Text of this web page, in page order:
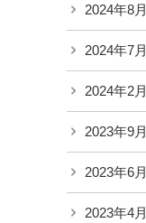
2024年8月
2024年7月
2024年2月
2023年9月
2023年6月
2023年4月